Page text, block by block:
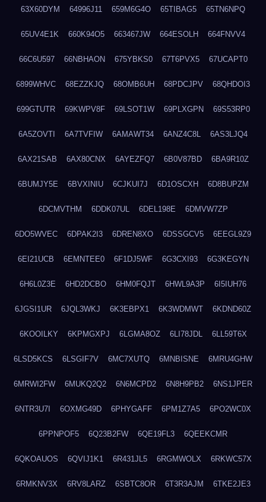
63X60DYM 64996J11 659M6G4O 65TIBAG5 65TN6NPQ
65UV4E1K 660K94O5 663467JW 664ESOLH 664FNVV4
66C6U597 66NBHAON 675YBKS0 67T6PVX5 67UCAPT0
6899WHVC 68EZZKJQ 68OMB6UH 68PDCJPV 68QHDOI3
699GTUTR 69KWPV8F 69LSOT1W 69PLXGPN 69S53RP0
6A5ZOVTI 6A7TVFIW 6AMAWT34 6ANZ4C8L 6AS3LJQ4
6AX21SAB 6AX80CNX 6AYEZFQ7 6B0V87BD 6BA9R10Z
6BUMJY5E 6BVXINIU 6CJKUI7J 6D1OSCXH 6D8BUPZM
6DCMVTHM 6DDK07UL 6DEL198E 6DMVW7ZP
6DO5WVEC 6DPAK2I3 6DREN8XO 6DSSGCV5 6EEGL9Z9
6EI21UCB 6EMNTEE0 6F1DJ5WF 6G3CXI93 6G3KEGYN
6H6L0Z3E 6HD2DCBO 6HM0FQJT 6HWL9A3P 6I5IUH76
6JGSI1UR 6JQL3WKJ 6K3EBPX1 6K3WDMWT 6KDND60Z
6KOOILKY 6KPMGXPJ 6LGMA8OZ 6LI78JDL 6LL59T6X
6LSD5KCS 6LSGIF7V 6MC7XUTQ 6MNBISNE 6MRU4GHW
6MRWI2FW 6MUKQ2Q2 6N6MCPD2 6N8H9PB2 6NS1JPER
6NTR3U7I 6OXMG49D 6PHYGAFF 6PM1Z7A5 6PO2WC0X
6PPNPOF5 6Q23B2FW 6QE19FL3 6QEEKCMR
6QKOAUOS 6QVIJ1K1 6R431JL5 6RGMWOLX 6RKWC57X
6RMKNV3X 6RV8LARZ 6SBTC8OR 6T3R3AJM 6TKE2JE3